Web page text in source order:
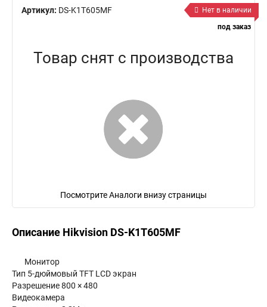
Артикул: DS-K1T605MF
Нет в наличии
под заказ
Товар снят с производства
Посмотрите Аналоги внизу страницы
Описание Hikvision DS-K1T605MF
Монитор
Тип 5-дюймовый TFT LCD экран
Разрешение 800 × 480
Видеокамера